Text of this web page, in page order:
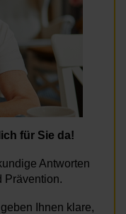
für Sie da!
Antworten
Prävention.
Ihnen klare,